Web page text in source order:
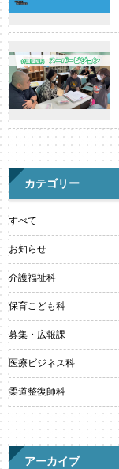
カテゴリー
すべて
お知らせ
介護福祉科
保育こども科
募集・広報課
医療ビジネス科
柔道整復師科
アーカイブ